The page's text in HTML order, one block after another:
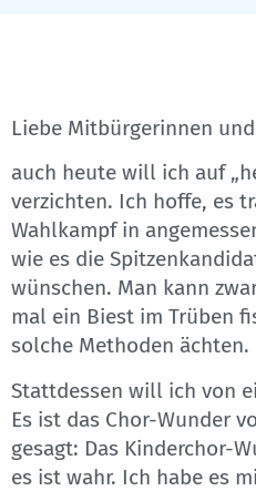
Liebe Mitbürgerinnen
auch heute will ich auf
verzichten. Ich hoffe, es
Wahlkampf in
wie es die
wünschen. Man kann
mal ein Biest im Trüben
solche Methoden ächten.
Stattdessen will ich von
Es ist das Chor-Wunder
gesagt: Das Kinderchor-
es ist wahr. Ich habe es